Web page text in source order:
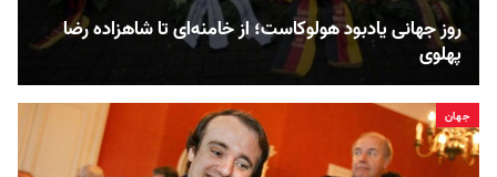
روز جهانی یادبود هولوکاست؛ از خامنه‌ای تا شاهزاده رضا
پهلوی
جهان